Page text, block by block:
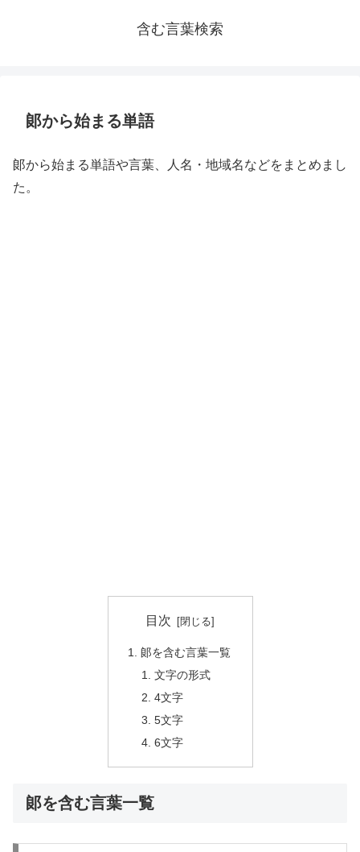
含む言葉検索
郞から始まる単語
郞から始まる単語や言葉、人名・地域名などをまとめまし
た。
目次
郞を含む言葉一覧
文字の形式
4文字
5文字
6文字
郞を含む言葉一覧